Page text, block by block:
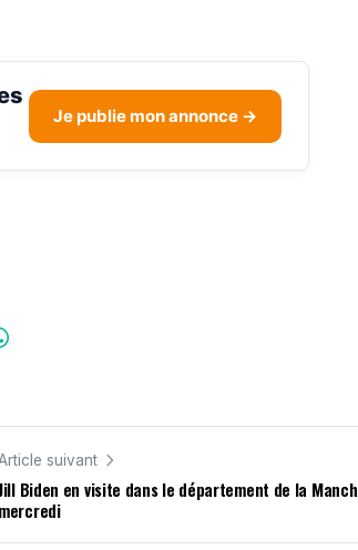
Je publie mon annonce →
suivant
Biden en visite dans le département de la
mercredi